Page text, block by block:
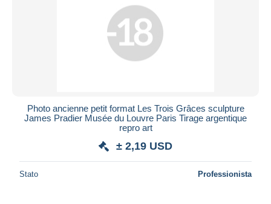
Photo ancienne petit format Les Trois Grâces sculpture
James Pradier Musée du Louvre Paris Tirage argentique
repro art
± 2,19 USD
Stato Professionista